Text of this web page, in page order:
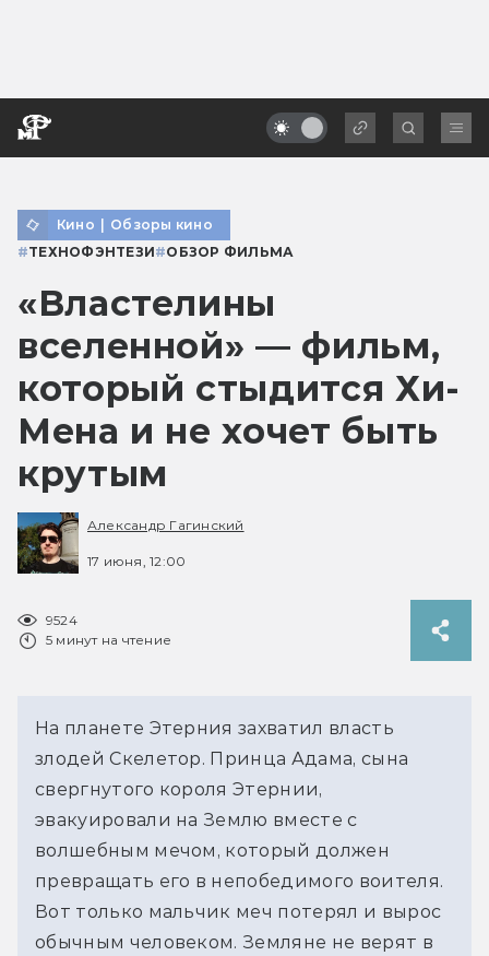
Кино | Обзоры кино
#ТЕХНОФЭНТЕЗИ#ОБЗОР ФИЛЬМА
«Властелины
вселенной» — фильм,
который стыдится Хи-
Мена и не хочет быть
крутым
Александр Гагинский
17 июня, 12:00
9524
5 минут на чтение
На планете Этерния захватил власть
злодей Скелетор. Принца Адама, сына
свергнутого короля Этернии,
эвакуировали на Землю вместе с
волшебным мечом, который должен
превращать его в непобедимого воителя.
Вот только мальчик меч потерял и вырос
обычным человеком. Земляне не верят в